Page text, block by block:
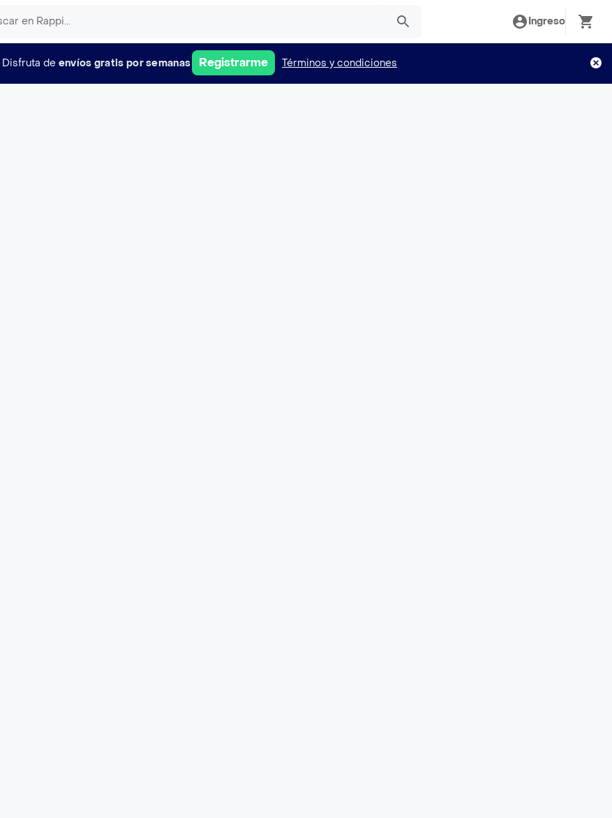
Ingreso
Disfruta de envíos gratis por semanas Registrarme Términos y condiciones